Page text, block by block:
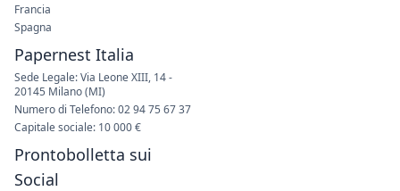
Francia
Spagna
Papernest Italia
Sede Legale: Via Leone XIII, 14 -
20145 Milano (MI)
Numero di Telefono: 02 94 75 67 37
Capitale sociale: 10 000 €
Prontobolletta sui
Social